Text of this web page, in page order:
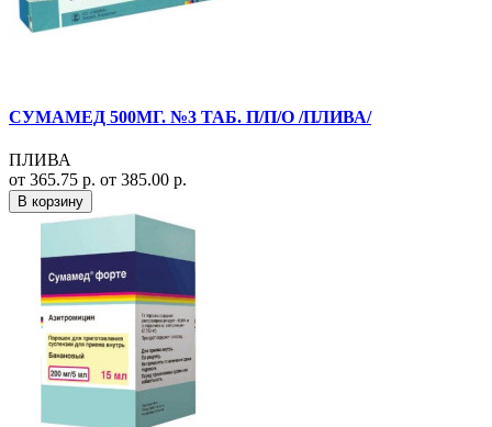
СУМАМЕД 500МГ. №3 ТАБ. П/П/О /ПЛИВА/
ПЛИВА
от 365.75 р. от 385.00 р.
В корзину